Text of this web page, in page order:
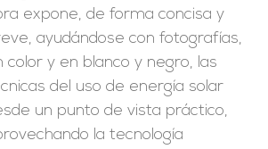
expone, de forma concisa y
ayudándose con fotografías,
color y en blanco y negro, las
del uso de energía solar
un punto de vista práctico,
la tecnología